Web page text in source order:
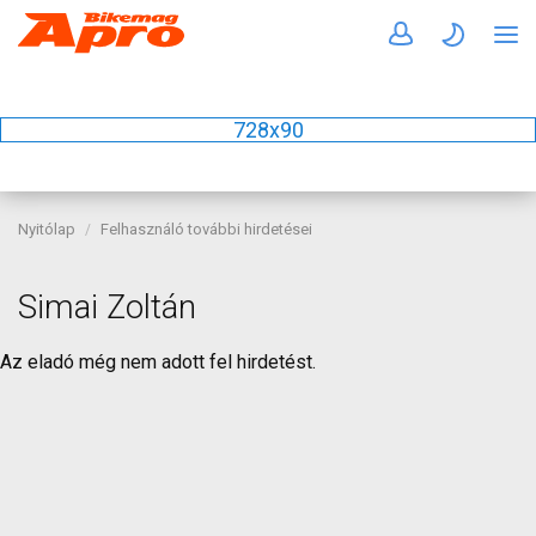
728x90
Nyitólap Felhasználó további hirdetései
Simai Zoltán
Az eladó még nem adott fel hirdetést.